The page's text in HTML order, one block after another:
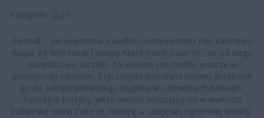
Farmall – jak wspomina z wielkim sentymentem Pan Kazimierz
Krupa, 86 letni rolnik i wierny Klient marki Case IH – to od niego
wszystko się zaczęło. To właśnie ten model, jeszcze w
powojennej odsłonie, z łączonymi przednimi kołami, przekonał
go do zakupu pierwszego ciągnika w czerwonych barwach.
Poznajcie kolejną, jakże mocno wpisującą się w wartości
kulturowe marki Case IH, historię o sukcesie, ogromnej wiedzy,